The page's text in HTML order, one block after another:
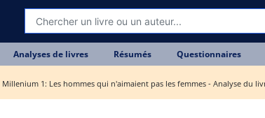
Analyses de livres Résumés Questionnaires
Millenium 1: Les hommes qui n'aimaient pas les femmes - Analyse du